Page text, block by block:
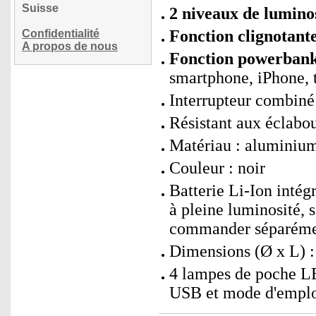
Suisse
Confidentialité
A propos de nous
2 niveaux de
Fonction
Fonction
smartphone,
Interrupteur
Résistant aux
Matériau :
Couleur : noir
Batterie Li-Ion
à pleine luminosité,
commander
Dimensions (Ø x L)
4 lampes de poche
USB et mode